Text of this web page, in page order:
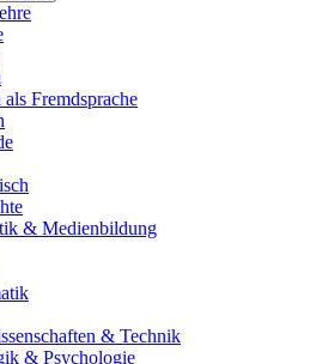
als Fremdsprache
& Medienbildung
& Technik
& Psychologie